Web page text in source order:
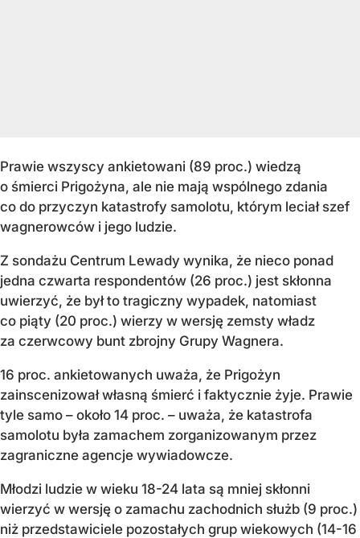
Prawie wszyscy ankietowani (89 proc.) wiedzą
o śmierci Prigożyna, ale nie mają wspólnego zdania
co do przyczyn katastrofy samolotu, którym leciał szef
wagnerowców i jego ludzie.
Z sondażu Centrum Lewady wynika, że nieco ponad
jedna czwarta respondentów (26 proc.) jest skłonna
uwierzyć, że był to tragiczny wypadek, natomiast
co piąty (20 proc.) wierzy w wersję zemsty władz
za czerwcowy bunt zbrojny Grupy Wagnera.
16 proc. ankietowanych uważa, że Prigożyn
zainscenizował własną śmierć i faktycznie żyje. Prawie
tyle samo – około 14 proc. – uważa, że katastrofa
samolotu była zamachem zorganizowanym przez
zagraniczne agencje wywiadowcze.
Młodzi ludzie w wieku 18-24 lata są mniej skłonni
wierzyć w wersję o zamachu zachodnich służb (9 proc.)
niż przedstawiciele pozostałych grup wiekowych (14-16